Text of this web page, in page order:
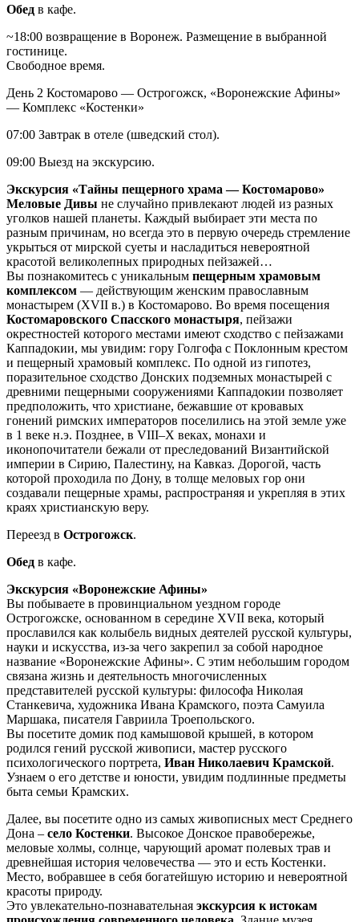
Обед в кафе.
~18:00 возвращение в Воронеж. Размещение в выбранной
гостинице.
Свободное время.
День 2 Костомарово — Острогожск, «Воронежские Афины»
— Комплекс «Костенки»
07:00 Завтрак в отеле (шведский стол).
09:00 Выезд на экскурсию.
Экскурсия «Тайны пещерного храма — Костомарово»
Меловые Дивы не случайно привлекают людей из разных
уголков нашей планеты. Каждый выбирает эти места по
разным причинам, но всегда это в первую очередь стремление
укрыться от мирской суеты и насладиться невероятной
красотой великолепных природных пейзажей…
Вы познакомитесь с уникальным пещерным храмовым
комплексом — действующим женским православным
монастырем (XVII в.) в Костомарово. Во время посещения
Костомаровского Спасского монастыря, пейзажи
окрестностей которого местами имеют сходство с пейзажами
Каппадокии, мы увидим: гору Голгофа с Поклонным крестом
и пещерный храмовый комплекс. По одной из гипотез,
поразительное сходство Донских подземных монастырей с
древними пещерными сооружениями Каппадокии позволяет
предположить, что христиане, бежавшие от кровавых
гонений римских императоров поселились на этой земле уже
в 1 веке н.э. Позднее, в VIII–X веках, монахи и
иконопочитатели бежали от преследований Византийской
империи в Сирию, Палестину, на Кавказ. Дорогой, часть
которой проходила по Дону, в толще меловых гор они
создавали пещерные храмы, распространяя и укрепляя в этих
краях христианскую веру.
Переезд в Острогожск.
Обед в кафе.
Экскурсия «Воронежские Афины»
Вы побываете в провинциальном уездном городе
Острогожске, основанном в середине XVII века, который
прославился как колыбель видных деятелей русской культуры,
науки и искусства, из-за чего закрепил за собой народное
название «Воронежские Афины». С этим небольшим городом
связана жизнь и деятельность многочисленных
представителей русской культуры: философа Николая
Станкевича, художника Ивана Крамского, поэта Самуила
Маршака, писателя Гавриила Троепольского.
Вы посетите домик под камышовой крышей, в котором
родился гений русской живописи, мастер русского
психологического портрета, Иван Николаевич Крамской.
Узнаем о его детстве и юности, увидим подлинные предметы
быта семьи Крамских.
Далее, вы посетите одно из самых живописных мест Среднего
Дона – село Костенки. Высокое Донское правобережье,
меловые холмы, солнце, чарующий аромат полевых трав и
древнейшая история человечества — это и есть Костенки.
Место, вобравшее в себя богатейшую историю и невероятной
красоты природу.
Это увлекательно-познавательная экскурсия к истокам